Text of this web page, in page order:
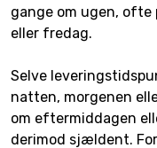
gange om ugen, ofte
eller fredag.
Selve
natten, morgenen
om eftermiddagen
derimod sjældent.